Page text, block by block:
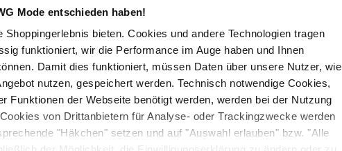
Mode entschieden haben!
bieten. Cookies und andere Technologien tragen
funktioniert, wir die Performance im Auge haben und Ihnen
Damit dies funktioniert, müssen Daten über unsere Nutzer, wie
nutzen, gespeichert werden. Technisch notwendige Cookies,
Funktionen der Webseite benötigt werden, werden bei der Nutzung
von Drittanbietern für Analyse- oder Trackingzwecke werden
"Häkchen" setzen und auf "Auswahl erlauben" bzw. "Alle
Zahlungsarten
Datenschutz
AWG CARD Teilnahmebedingungen
zzgl.